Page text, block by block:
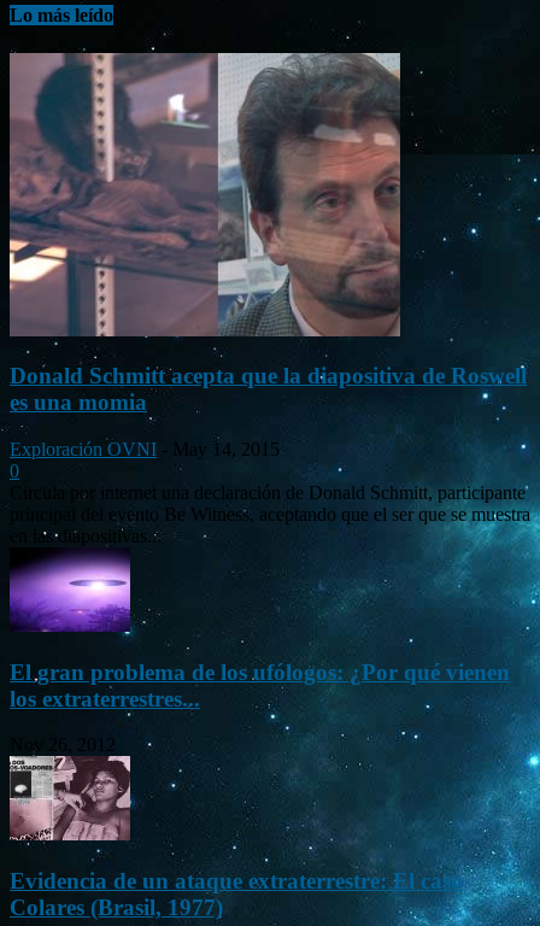
Lo más leído
Donald Schmitt acepta que la diapositiva de Roswell
es una momia
Exploración OVNI - May 14, 2015
0
Circula por internet una declaración de Donald Schmitt, participante
principal del evento Be Witness, aceptando que el ser que se muestra
en las diapositivas...
El gran problema de los ufólogos: ¿Por qué vienen
los extraterrestres...
Nov 26, 2012
Evidencia de un ataque extraterrestre: El caso
Colares (Brasil, 1977)